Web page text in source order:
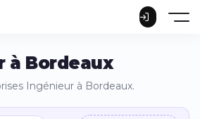
à Bordeaux
Ingénieur à Bordeaux.